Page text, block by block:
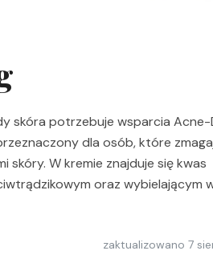
skóra potrzebuje wsparcia Acne-
dla osób, które
skóry. W kremie znajduje się kwas
oraz wybielającym
zaktualizowano 7